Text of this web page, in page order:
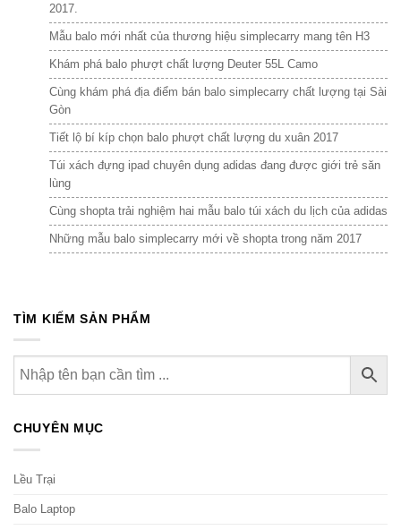
TÌM KIẾM SẢN PHẨM
CHUYÊN MỤC
Lều Trại
Balo Laptop
2017.
Mẫu balo mới nhất của thương hiệu simplecarry mang tên H3
Khám phá balo phượt chất lượng Deuter 55L Camo
Cùng khám phá địa điểm bán balo simplecarry chất lượng tại Sài
Gòn
Tiết lộ bí kíp chọn balo phượt chất lượng du xuân 2017
Túi xách đựng ipad chuyên dụng adidas đang được giới trẻ săn
lùng
Cùng shopta trải nghiệm hai mẫu balo túi xách du lịch của adidas
Những mẫu balo simplecarry mới về shopta trong năm 2017